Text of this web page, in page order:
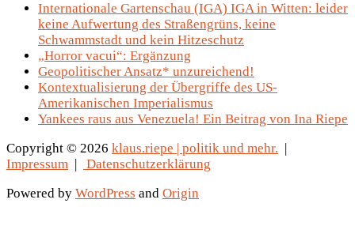
Internationale Gartenschau (IGA) IGA in Witten: leider
keine Aufwertung des Straßengrüns, keine
Schwammstadt und kein Hitzeschutz
„Horror vacui“: Ergänzung
Geopolitischer Ansatz* unzureichend!
Kontextualisierung der Übergriffe des US-
Amerikanischen Imperialismus
Yankees raus aus Venezuela! Ein Beitrag von Ina Riepe
Copyright © 2026 klaus.riepe | politik und mehr.
Impressum
Datenschutzerklärung
Powered by WordPress and Origin